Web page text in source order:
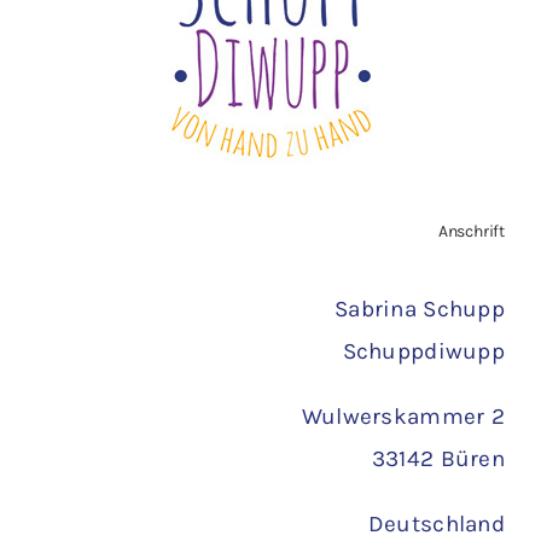
Anschrift
Sabrina Schupp
Schuppdiwupp
Wulwerskammer 2
33142 Büren
Deutschland